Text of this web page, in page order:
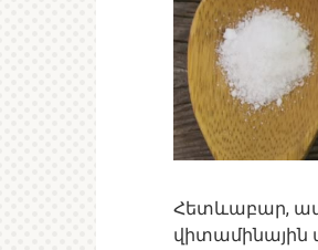
Հետևաբար,
վիտամինային